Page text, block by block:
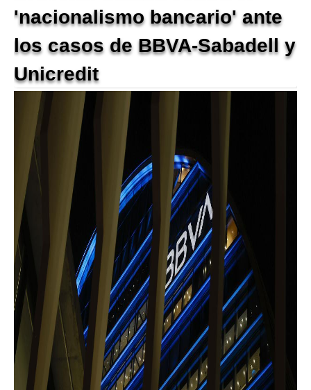
'nacionalismo bancario' ante
los casos de BBVA-Sabadell y
Unicredit